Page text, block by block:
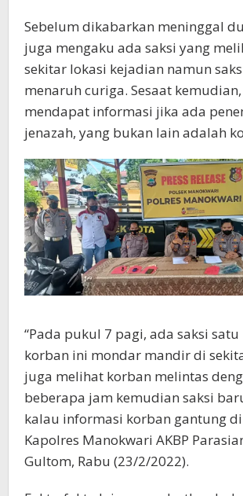
Sebelum dikabarkan meninggal
juga mengaku ada saksi yang
sekitar lokasi kejadian namun
menaruh curiga. Sesaat
mendapat informasi jika ada
jenazah, yang bukan lain adalah
“Pada pukul 7 pagi, ada saksi
korban ini mondar mandir di
juga melihat korban melintas
beberapa jam kemudian saksi
kalau informasi korban gantung
Kapolres Manokwari AKBP
Gultom, Rabu (23/2/2022).